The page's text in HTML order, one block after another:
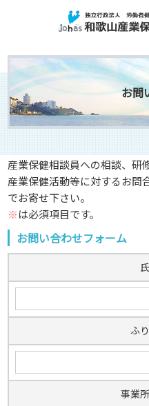
お問
産業保健相談員への相談、研
産業保健活動等に対するお問
でお寄せ下さい。
※は必須項目です。
お問い合わせフォーム
ふ
事業